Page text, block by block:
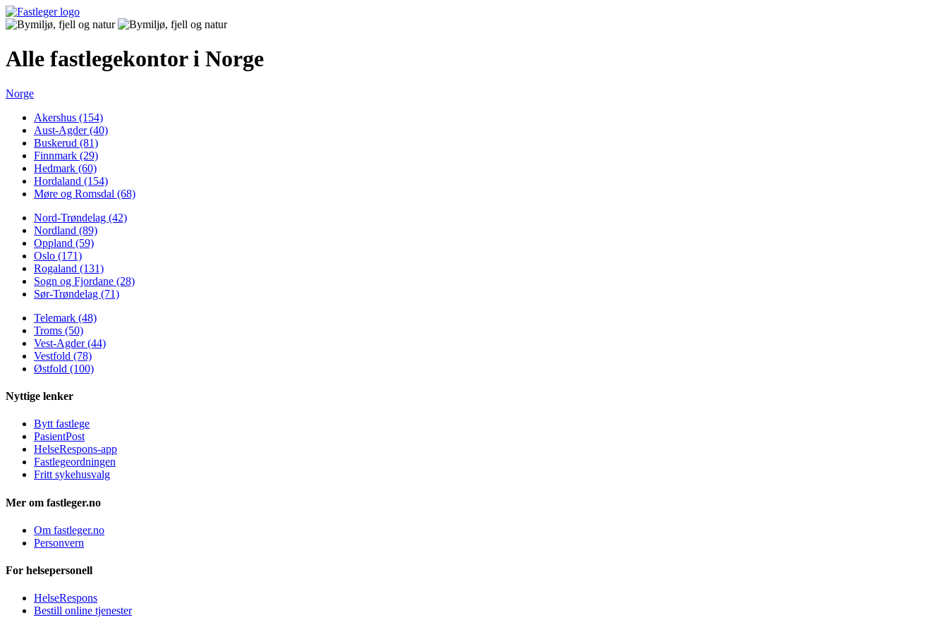
Alle fastlegekontor i Norge
Norge
Akershus (154)
Aust-Agder (40)
Buskerud (81)
Finnmark (29)
Hedmark (60)
Hordaland (154)
Møre og Romsdal (68)
Nord-Trøndelag (42)
Nordland (89)
Oppland (59)
Oslo (171)
Rogaland (131)
Sogn og Fjordane (28)
Sør-Trøndelag (71)
Telemark (48)
Troms (50)
Vest-Agder (44)
Vestfold (78)
Østfold (100)
Nyttige lenker
Bytt fastlege
PasientPost
HelseRespons-app
Fastlegeordningen
Fritt sykehusvalg
Mer om fastleger.no
Om fastleger.no
Personvern
For helsepersonell
HelseRespons
Bestill online tjenester